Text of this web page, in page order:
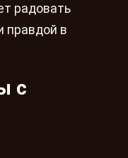
радовать
правдой в
с